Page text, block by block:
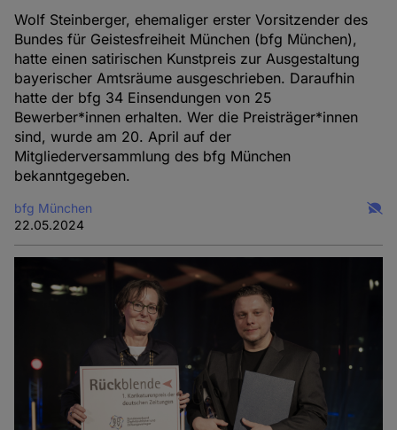
Wolf Steinberger, ehemaliger erster Vorsitzender des
Bundes für Geistesfreiheit München (bfg München),
hatte einen satirischen Kunstpreis zur Ausgestaltung
bayerischer Amtsräume ausgeschrieben. Daraufhin
hatte der bfg 34 Einsendungen von 25
Bewerber*innen erhalten. Wer die Preisträger*innen
sind, wurde am 20. April auf der
Mitgliederversammlung des bfg München
bekanntgegeben.
bfg München
22.05.2024